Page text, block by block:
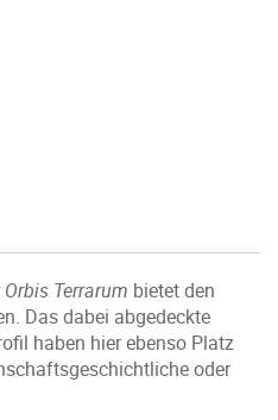
Orbis Terrarum bietet den
Das dabei abgedeckte
haben hier ebenso Platz
oder